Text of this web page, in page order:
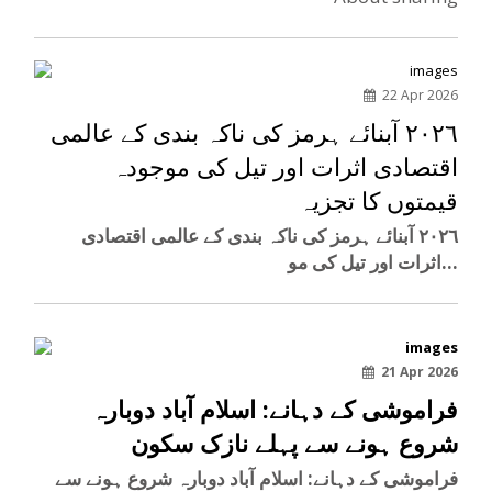
22 Apr 2026
٢٠٢٦ آبنائے ہرمز کی ناکہ بندی کے عالمی
اقتصادی اثرات اور تیل کی موجودہ
قیمتوں کا تجزیہ
٢٠٢٦ آبنائے ہرمز کی ناکہ بندی کے عالمی اقتصادی
اثرات اور تیل کی مو...
21 Apr 2026
فراموشی کے دہانے: اسلام آباد دوبارہ
شروع ہونے سے پہلے نازک سکون
فراموشی کے دہانے: اسلام آباد دوبارہ شروع ہونے سے